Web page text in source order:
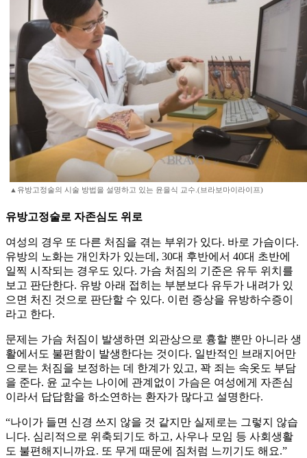
▲유방고정술의 시술 방법을 설명하고 있는 윤을식 교수.(브라보마이라이프)
유방고정술로 자존심도 위로
여성의 경우 또 다른 처짐을 겪는 부위가 있다. 바로 가슴이다.
유방의 노화는 개인차가 있는데, 30대 후반에서 40대 초반에
일찍 시작되는 경우도 있다. 가슴 처짐의 기준은 유두 위치를
보고 판단한다. 유방 아래 접히는 부분보다 유두가 내려가 있
으면 처진 것으로 판단할 수 있다. 이런 증상을 유방하수증이
라고 한다.
문제는 가슴 처짐이 발생하면 외관상으로 흉할 뿐만 아니라 생
활에서도 불편함이 발생한다는 것이다. 일반적인 브래지어만
으로는 처짐을 보정하는 데 한계가 있고, 꽉 죄는 속옷도 부담
을 준다. 윤 교수는 나이에 관계없이 가슴은 여성에게 자존심
이라서 답답함을 하소연하는 환자가 많다고 설명한다.
“나이가 들면 신경 쓰지 않을 것 같지만 실제로는 그렇지 않습
니다. 심리적으로 위축되기도 하고, 사우나 모임 등 사회생활
도 불편해지니까요. 또 무게 때문에 짐처럼 느끼기도 해요.”